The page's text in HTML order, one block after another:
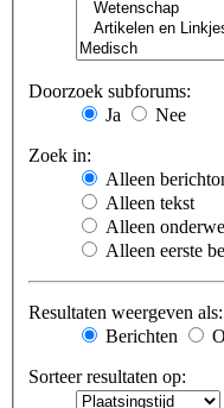
Doorzoek subforums:
Ja
Nee
Zoek in:
Alleen
Alleen tekst
Alleen
Alleen eerste
Resultaten weergeven als:
Berichten
Sorteer resultaten op: